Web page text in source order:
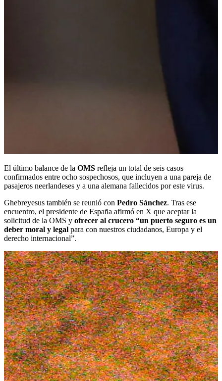
El último balance de la OMS refleja un total de seis casos
confirmados entre ocho sospechosos, que incluyen a una pareja de
pasajeros neerlandeses y a una alemana fallecidos por este virus.
Ghebreyesus también se reunió con Pedro Sánchez. Tras ese
encuentro, el presidente de España afirmó en X que aceptar la
solicitud de la OMS y ofrecer al crucero “un puerto seguro es un
deber moral y legal para con nuestros ciudadanos, Europa y el
derecho internacional”.